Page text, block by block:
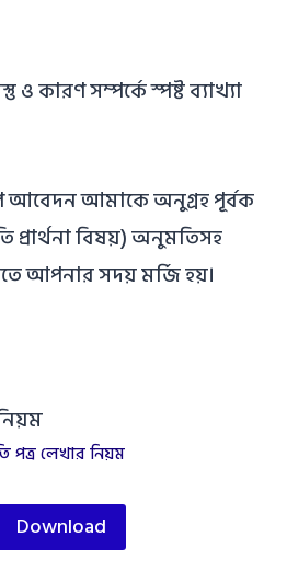
ও কারণ সম্পর্কে স্পষ্ট ব্যাখ্যা
আমাকে অনুগ্রহ পূর্বক
বিষয়) অনুমতিসহ
আপনার সদয় মর্জি হয়।
পত্র লেখার নিয়ম
Download